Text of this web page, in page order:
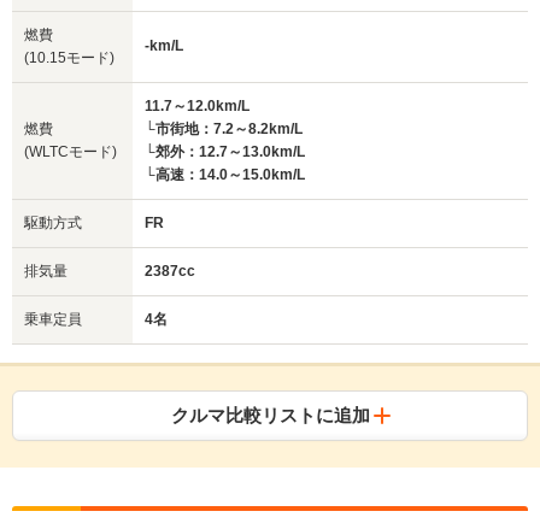
燃費
(10.15モード)
-km/L
燃費
(WLTCモード)
11.7～12.0km/L
└市街地：7.2～8.2km/L
└郊外：12.7～13.0km/L
└高速：14.0～15.0km/L
駆動方式 FR
排気量 2387cc
乗車定員 4名
クルマ比較リストに追加